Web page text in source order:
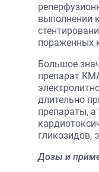
выполнении
пораженных
Большое
препарат
длительно
препараты, а
гликозидов,
Дозы и